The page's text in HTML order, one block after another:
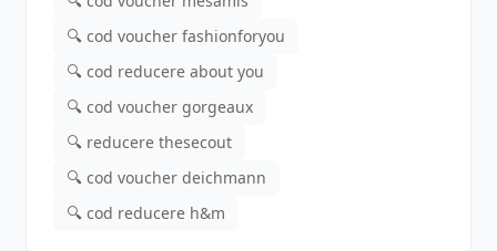
🔍 cod voucher fashionforyou
🔍 cod reducere about you
🔍 cod voucher gorgeaux
🔍 reducere thesecout
🔍 cod voucher deichmann
🔍 cod reducere h&m